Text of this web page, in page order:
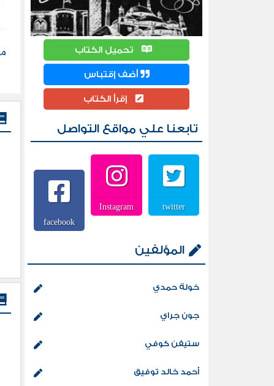
من
تحميل الكتاب
أضف إقتباس
إقرأ الكتاب
تابعنا علي مواقع التواصل
twitter
Instagram
facebook
المؤلفين
خولة حمدي
جون جراي
ستيفن كوفي
أحمد خالد توفيق